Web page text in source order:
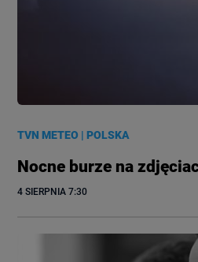
TVN METEO |POLSKA
Nocne burze na
4 SIERPNIA 7:30